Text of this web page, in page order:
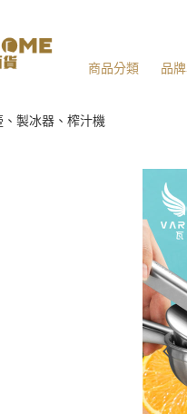
商品分類 品
、製冰器、榨汁機